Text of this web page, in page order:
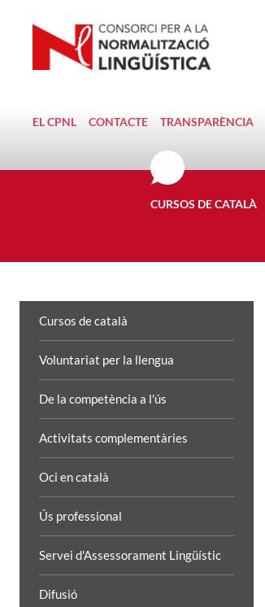
EL CPNL CONTACTE TRANSPARÈNCIA
CURSOS DE CATALÀ
Cursos de català
Voluntariat per la llengua
De la competència a l'ús
Activitats complementàries
Oci en català
Ús professional
Servei d'Assessorament Lingüístic
Difusió